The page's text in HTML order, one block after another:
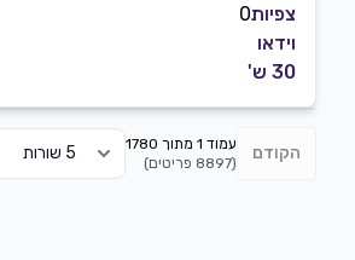
צפיות0
וידאו
30 ש'
הקודם
עמוד 1 מתוך 1780
(8897 פריטים )